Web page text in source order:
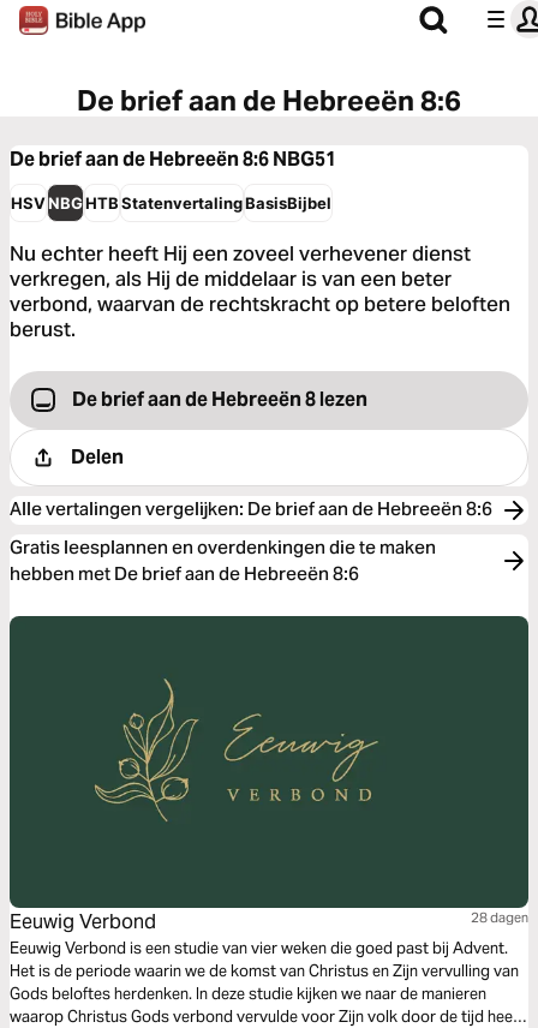
De brief aan de Hebreeën 8:6
De brief aan de Hebreeën 8:6NBG51
HSVNBGHTBStatenvertalingBasisBijbel
Nu echter heeft Hij een zoveel verhevener dienst
verkregen, als Hij de middelaar is van een beter
verbond, waarvan de rechtskracht op betere beloften
berust.
De brief aan de Hebreeën 8 lezen
Delen
Alle vertalingen vergelijken: De brief aan de Hebreeën 8:6
Gratis leesplannen en overdenkingen die te maken
hebben met De brief aan de Hebreeën 8:6
Eeuwig Verbond 28 dagen
Eeuwig Verbond is een studie van vier weken die goed past bij Advent.
Het is de periode waarin we de komst van Christus en Zijn vervulling van
Gods beloftes herdenken. In deze studie kijken we naar de manieren
waarop Christus Gods verbond vervulde voor Zijn volk door de tijd heen